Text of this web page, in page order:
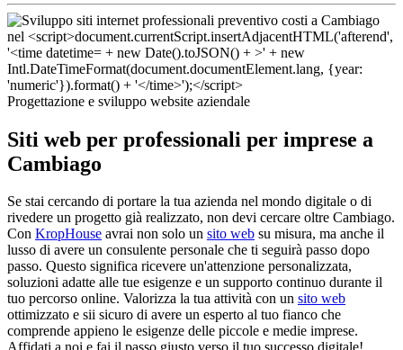
Progettazione e sviluppo website aziendale
Siti web per professionali per imprese a
Cambiago
Se stai cercando di portare la tua azienda nel mondo digitale o di
rivedere un progetto già realizzato, non devi cercare oltre Cambiago.
Con KropHouse avrai non solo un sito web su misura, ma anche il
lusso di avere un consulente personale che ti seguirà passo dopo
passo. Questo significa ricevere un'attenzione personalizzata,
soluzioni adatte alle tue esigenze e un supporto continuo durante il
tuo percorso online. Valorizza la tua attività con un sito web
ottimizzato e sii sicuro di avere un esperto al tuo fianco che
comprende appieno le esigenze delle piccole e medie imprese.